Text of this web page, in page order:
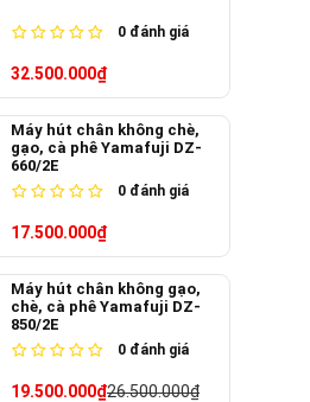
0 đánh giá
32.500.000₫
Máy hút chân không chè,
gạo, cà phê Yamafuji DZ-
660/2E
0 đánh giá
17.500.000₫
Máy hút chân không gạo,
chè, cà phê Yamafuji DZ-
850/2E
0 đánh giá
19.500.000₫26.500.000₫